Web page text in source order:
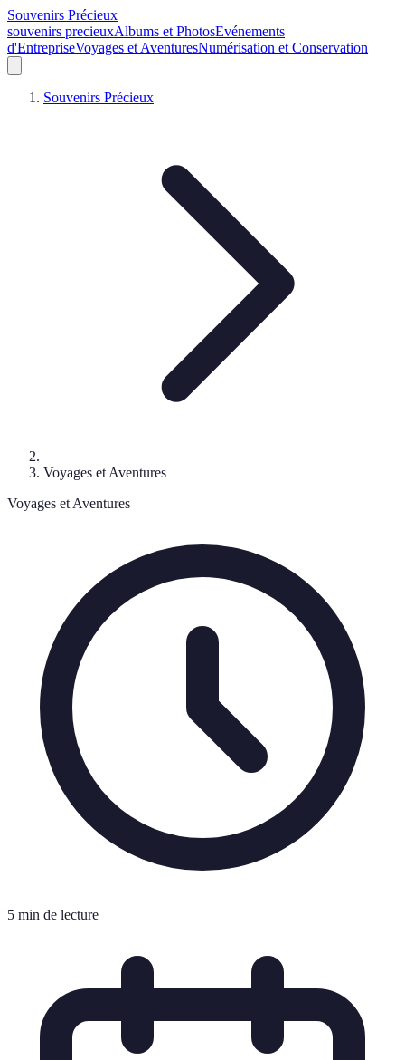
Souvenirs Précieux
souvenirs precieuxAlbums et PhotosEvénements
d'EntrepriseVoyages et AventuresNumérisation et Conservation
Souvenirs Précieux
Voyages et Aventures
Voyages et Aventures
5 min de lecture